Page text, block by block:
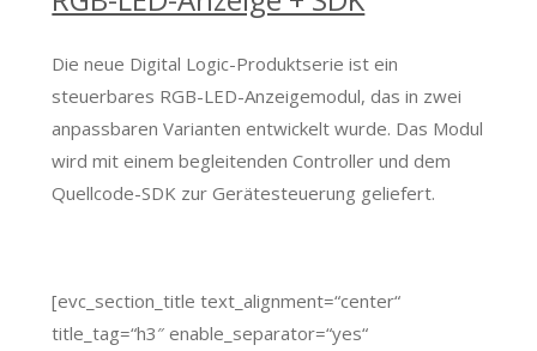
Die neue Digital Logic-Produktserie ist ein
steuerbares RGB-LED-Anzeigemodul, das in zwei
anpassbaren Varianten entwickelt wurde. Das Modul
wird mit einem begleitenden Controller und dem
Quellcode-SDK zur Gerätesteuerung geliefert.
[evc_section_title text_alignment=“center“
title_tag=“h3″ enable_separator=“yes“